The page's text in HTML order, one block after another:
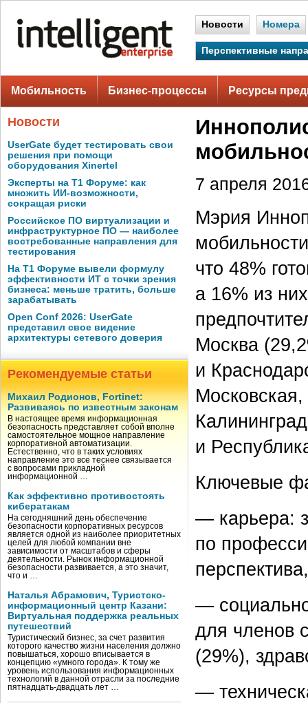
Новости Номера
Перспективные
Мобильность Бизнес-процессы Ресурсы
Новости
UserGate будет тестировать свои
решения при помощи
оборудования Xinertel
Эксперты на Т1 Форуме: как
множить ИИ-возможности,
сокращая риски
Российское ПО виртуализации и
инфраструктурное ПО — наиболее
востребованные направления для
тестирования
На Т1 Форуме вывели формулу
эффективности ИТ с точки зрения
бизнеса: меньше тратить, больше
зарабатывать
Open Conf 2026: UserGate
представил свое видение
архитектуры сетевого доверия
Рекомендуемые статьи
Михаил Родионов, Fortinet:
Развиваясь по известным законам
В настоящее время информационная
безопасность представляет собой вполне
самостоятельное мощное направление
корпоративной автоматизации.
Естественно, что в таких условиях
направление это все теснее связывается
с вопросами прикладной
информационной …
Как эффективно противостоять
кибератакам
На сегодняшний день обеспечение
безопасности корпоративных ресурсов
является одной из наиболее приоритетных
целей для любой компании вне
зависимости от масштабов и сферы
деятельности. Рынок информационной
безопасности развивается, а это значит,
что и …
Наталья Абрамович, Туристско-
информационный центр Казани:
Виртуальная поддержка реальных
путешествий
Туристический бизнес, за счет развития
которого качество жизни населения должно
повышаться, хорошо вписывается в
концепцию «умного города». К тому же
уровень использования информационных
технологий в данной отрасли за последние
пятнадцать-двадцать лет …
7 апреля
Мэрия
что 48%
а 16% из
Москва
и
и
Ключевые
— карьера:
по
—
для членов
(29%),
—